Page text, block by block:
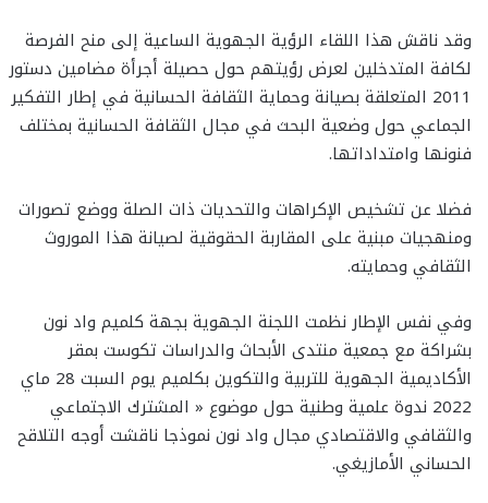
وقد ناقش هذا اللقاء الرؤية الجهوية الساعية إلى منح الفرصة
لكافة المتدخلين لعرض رؤيتهم حول حصيلة أجرأة مضامين دستور
2011 المتعلقة بصيانة وحماية الثقافة الحسانية في إطار التفكير
الجماعي حول وضعية البحث في مجال الثقافة الحسانية بمختلف
فنونها وامتداداتها.
فضلا عن تشخيص الإكراهات والتحديات ذات الصلة ووضع تصورات
ومنهجيات مبنية على المقاربة الحقوقية لصيانة هذا الموروث
الثقافي وحمايته.
وفي نفس الإطار نظمت اللجنة الجهوية بجهة كلميم واد نون
بشراكة مع جمعية منتدى الأبحاث والدراسات تكوست بمقر
الأكاديمية الجهوية للتربية والتكوين بكلميم يوم السبت 28 ماي
2022 ندوة علمية وطنية حول موضوع « المشترك الاجتماعي
والثقافي والاقتصادي مجال واد نون نموذجا ناقشت أوجه التلاقح
الحساني الأمازيغي.